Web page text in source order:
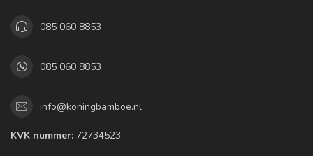
085 060 8853
085 060 8853
info@koningbamboe.nl
KVK nummer: 72734523